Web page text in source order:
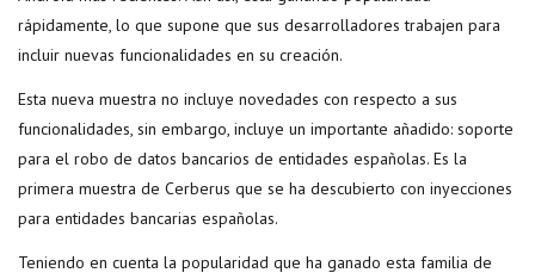
rápidamente, lo que supone que sus desarrolladores trabajen para
incluir nuevas funcionalidades en su creación.
Esta nueva muestra no incluye novedades con respecto a sus
funcionalidades, sin embargo, incluye un importante añadido: soporte
para el robo de datos bancarios de entidades españolas. Es la
primera muestra de Cerberus que se ha descubierto con inyecciones
para entidades bancarias españolas.
Teniendo en cuenta la popularidad que ha ganado esta familia de